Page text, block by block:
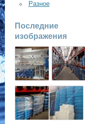
Разное
Последние
изображения